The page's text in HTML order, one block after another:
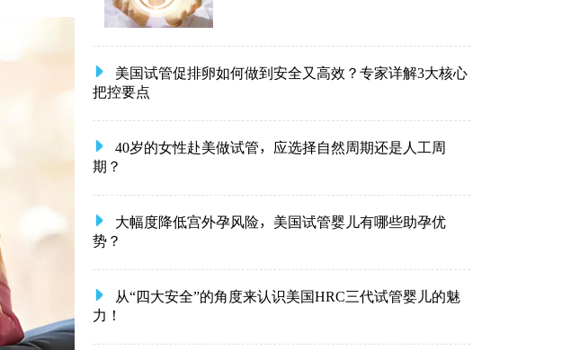
美国试管促排卵如何做到安全又高效？专家详解3大核心
把控要点
40岁的女性赴美做试管，应选择自然周期还是人工周
期？
大幅度降低宫外孕风险，美国试管婴儿有哪些助孕优
势？
从“四大安全”的角度来认识美国HRC三代试管婴儿的魅
力！